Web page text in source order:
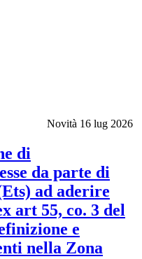
Novità 16 lug 2026
di
da parte di
ad aderire
art 55, co. 3 del
e
nella Zona